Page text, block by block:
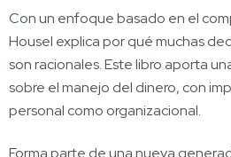
Con un enfoque basado en el
Housel explica por qué muchas
son racionales. Este libro aporta
sobre el manejo del dinero, con
personal como organizacional.
Forma parte de una nueva